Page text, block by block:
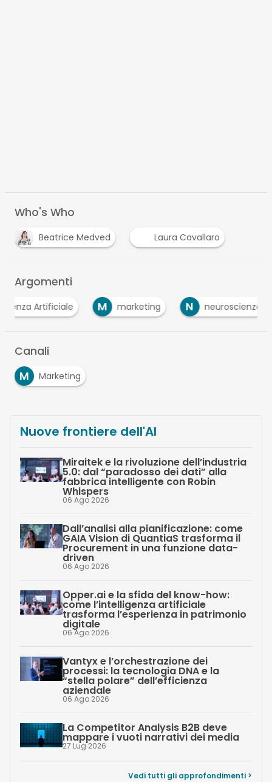
Who's Who
Beatrice Medved Laura Cavallaro
Argomenti
Artificiale M marketing N neuroscienze
Canali
M
Marketing
Nuove frontiere dell'AI
Miraitek e la rivoluzione dell’industria
5.0: dal “paradosso dei dati” alla
fabbrica intelligente con Robin
Whispers
06 Ago 2026
Dall’analisi alla pianificazione: come
GAIA Vision di QuantiaS trasforma il
Procurement in una funzione data-
driven
06 Ago 2026
Opper.ai e la sfida del know-how:
come l’intelligenza artificiale
trasforma l’esperienza in patrimonio
digitale
06 Ago 2026
Vantyx e l’orchestrazione dei
processi: la tecnologia DNA e la
“stella polare” dell’efficienza
aziendale
06 Ago 2026
La Competitor Analysis B2B deve
mappare i vuoti narrativi dei media
27 Lug 2026
Vedi tutti gli approfondimenti >